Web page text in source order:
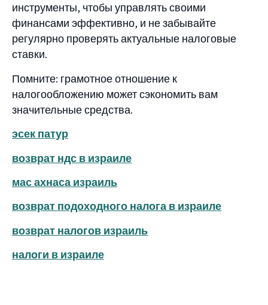
инструменты, чтобы управлять своими
финансами эффективно, и не забывайте
регулярно проверять актуальные налоговые
ставки.
Помните: грамотное отношение к
налогообложению может сэкономить вам
значительные средства.
эсек патур
возврат ндс в израиле
мас ахнаса израиль
возврат подоходного налога в израиле
возврат налогов израиль
налоги в израиле